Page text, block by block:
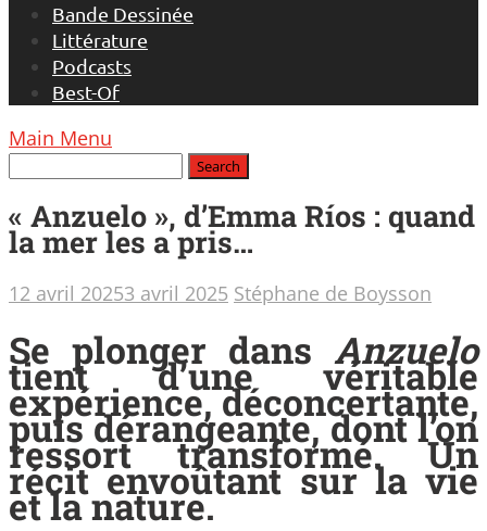
Bande Dessinée
Littérature
Podcasts
Best-Of
Main Menu
« Anzuelo », d’Emma Ríos : quand
la mer les a pris…
12 avril 20253 avril 2025 Stéphane de Boysson
Se plonger dans Anzuelo
tient d’une véritable
expérience, déconcertante,
puis dérangeante, dont l’on
ressort transformé. Un
récit envoûtant sur la vie
et la nature.